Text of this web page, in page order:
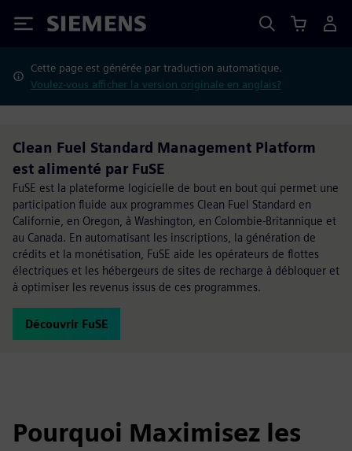
Siemens
Cette page est générée par traduction automatique.
Voulez-vous afficher la version originale en anglais?
Clean Fuel Standard Management Platform
est alimenté par FuSE
FuSE est la plateforme logicielle de bout en bout qui permet une
participation fluide aux programmes Clean Fuel Standard en
Californie, en Oregon, à Washington, en Colombie-Britannique et
au Canada. En automatisant les inscriptions, la génération de
crédits et la monétisation, FuSE aide les opérateurs de flottes
électriques et les hébergeurs de sites de recharge à débloquer et
à optimiser les revenus issus de ces programmes.
Découvrir FuSE
Pourquoi Maximisez les